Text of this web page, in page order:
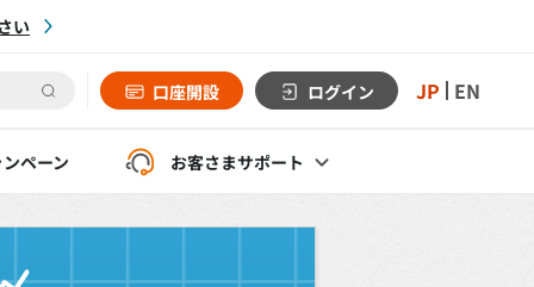
い
口座開設 ログイン JP EN
ペーン お客さまサポート